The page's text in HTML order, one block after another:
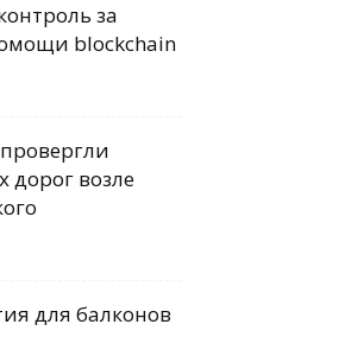
за
blockchain
дорог возле
для балконов